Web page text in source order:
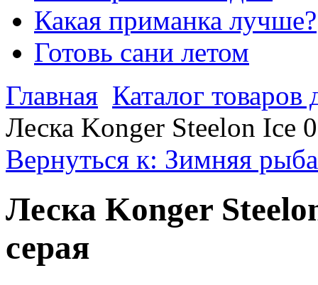
Какая приманка лучше?
Готовь сани летом
Главная Каталог
Леска Konger Steelon Ice
Вернуться к: Зимняя
Леска Konger
серая